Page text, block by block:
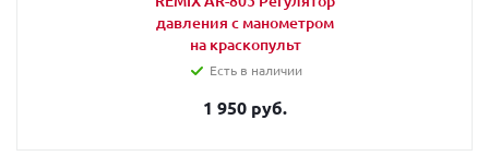
давления с манометром
на краскопульт
Есть в наличии
1 950 руб.